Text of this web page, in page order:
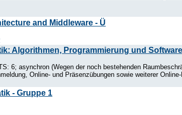
and Middleware - Ü
Algorithmen, Programmierung und
6; asynchron (Wegen der noch bestehenden
Online- und Präsenzübungen sowie weiterer
- Gruppe 1